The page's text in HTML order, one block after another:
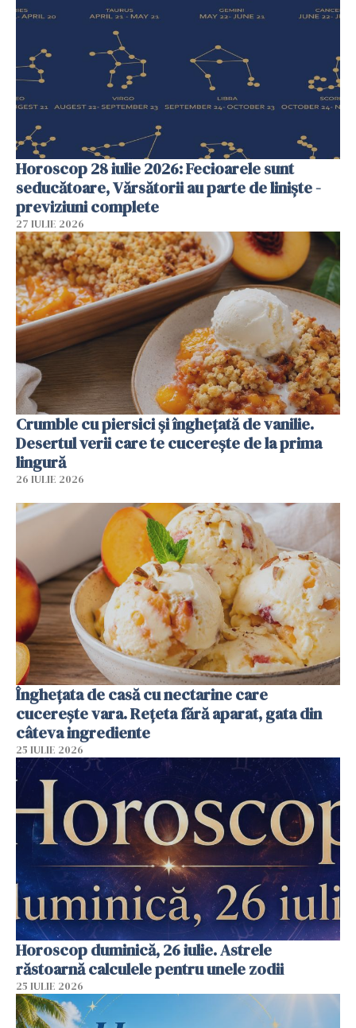
Horoscop 28 iulie 2026: Fecioarele sunt
seducătoare, Vărsătorii au parte de liniște -
previziuni complete
27 IULIE 2026
Crumble cu piersici și înghețată de vanilie.
Desertul verii care te cucerește de la prima
lingură
26 IULIE 2026
Înghețata de casă cu nectarine care
cucerește vara. Rețeta fără aparat, gata din
câteva ingrediente
25 IULIE 2026
Horoscop duminică, 26 iulie. Astrele
răstoarnă calculele pentru unele zodii
25 IULIE 2026